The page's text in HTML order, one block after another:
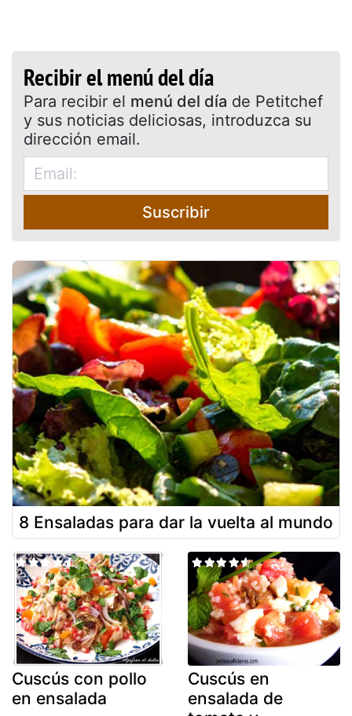
Recibir el menú del día
Para recibir el menú del día de Petitchef
y sus noticias deliciosas, introduzca su
dirección email.
Suscribir
8 Ensaladas para dar la vuelta al mundo
Cuscús con pollo
en ensalada
Cuscús en
ensalada de